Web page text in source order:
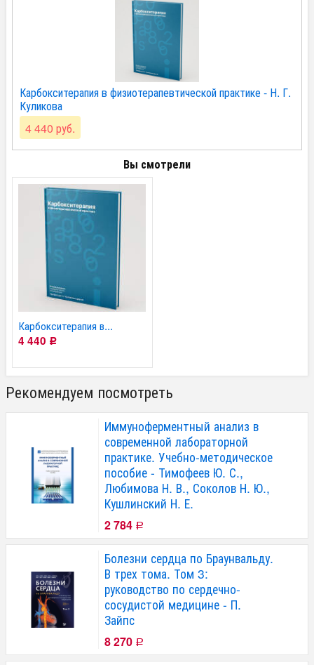
Карбокситерапия в физиотерапевтической практике - Н. Г.
Куликова
4 440 руб.
Вы смотрели
Карбокситерапия в...
4 440 Р
Рекомендуем посмотреть
Иммуноферментный анализ в
современной лабораторной
практике. Учебно-методическое
пособие - Тимофеев Ю. С.,
Любимова Н. В., Соколов Н. Ю.,
Кушлинский Н. Е.
2 784 Р
Болезни сердца по Браунвальду.
В трех тома. Том 3:
руководство по сердечно-
сосудистой медицине - П.
Зайпс
8 270 Р